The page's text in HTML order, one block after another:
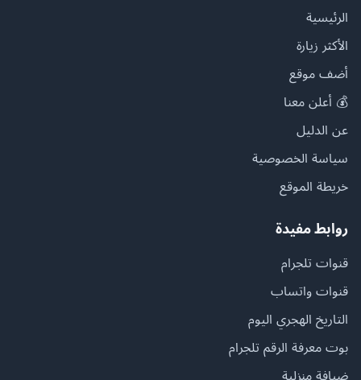
الرئيسية
الأكثر زيارة
أضف موقع
💰 أعلن معنا
عن الدليل
سياسة الخصوصية
خريطة الموقع
روابط مفيدة
قنوات تلجرام
قنوات واتساب
التاريخ الهجري اليوم
بوت معرفة الرقم تلجرام
ضيافة منزلية